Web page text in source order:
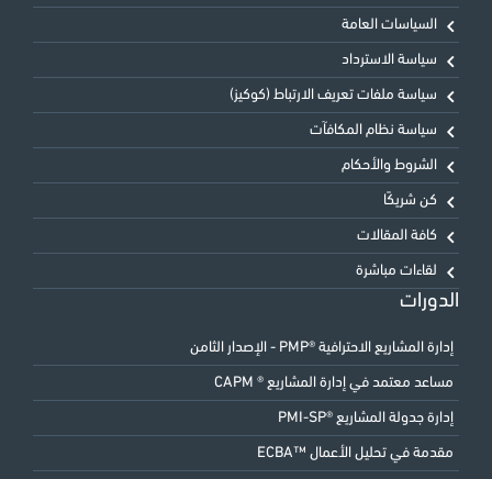
السياسات العامة
سياسة الاسترداد
سياسة ملفات تعريف الارتباط (كوكيز)
سياسة نظام المكافآت
الشروط والأحكام
كن شريكًا
كافة المقالات
لقاءات مباشرة
الدورات
إدارة المشاريع الاحترافية ®PMP - الإصدار الثامن
مساعد معتمد في إدارة المشاريع ® CAPM
إدارة جدولة المشاريع ®PMI-SP
مقدمة في تحليل الأعمال ™ECBA